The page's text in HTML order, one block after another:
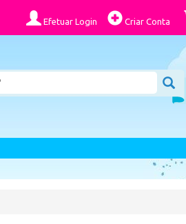
Efetuar Login Criar Conta